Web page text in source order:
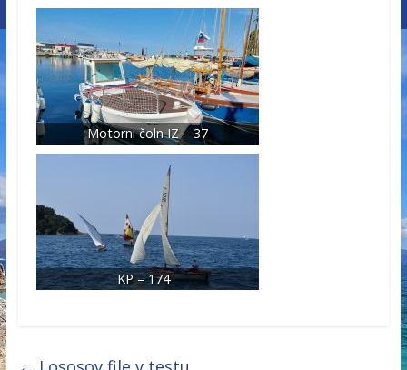
Motorni čoln IZ – 37
KP – 174